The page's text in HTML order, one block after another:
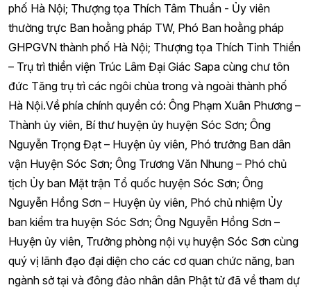
phố Hà Nội; Thượng tọa Thích Tâm Thuần - Ủy viên
thường trực Ban hoằng pháp TW, Phó Ban hoằng pháp
GHPGVN thành phố Hà Nội; Thượng tọa Thích Tỉnh Thiền
– Trụ trì thiền viện Trúc Lâm Đại Giác Sapa cùng chư tôn
đức Tăng trụ trì các ngôi chùa trong và ngoài thành phố
Hà Nội.Về phía chính quyền có: Ông Phạm Xuân Phương –
Thành ủy viên, Bí thư huyện ủy huyện Sóc Sơn; Ông
Nguyễn Trọng Đạt – Huyện ủy viên, Phó trưởng Ban dân
vận Huyện Sóc Sơn; Ông Trương Văn Nhung – Phó chủ
tịch Ủy ban Mặt trận Tổ quốc huyện Sóc Sơn; Ông
Nguyễn Hồng Sơn – Huyện ủy viên, Phó chủ nhiệm Ủy
ban kiểm tra huyện Sóc Sơn; Ông Nguyễn Hồng Sơn –
Huyện ủy viên, Trưởng phòng nội vụ huyện Sóc Sơn cùng
quý vị lãnh đạo đại diện cho các cơ quan chức năng, ban
ngành sở tại và đông đảo nhân dân Phật tử đã về tham dự